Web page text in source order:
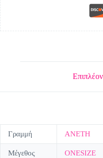
Γραμμή ΑΝΕΤΗ
Μέγεθος ONESIZE